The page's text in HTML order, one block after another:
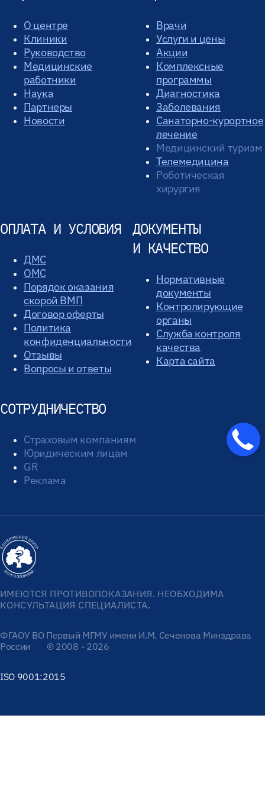
О центре
Клиники
Руководство
Медицинские
работники
Наука
Партнеры
Новости
Врачи
Услуги и цены
Акции
Комплексные
программы
Диагностика
Заболевания
Санаторно-курортное
лечение
Медицинский туризм
Телемедицина
Роботическая
хирургия
ОПЛАТА И УСЛОВИЯ
ДМС
ОМС
Порядок оказания
скорой ВМП
Договор оферты
Политика
конфиденциальности
Отзывы
Вопросы и ответы
ДОКУМЕНТЫ
И КАЧЕСТВО
Нормативные
документы
Контролирующие
органы
Служба контроля
качества
Карта сайта
СОТРУДНИЧЕСТВО
Страховым компаниям
Юридическим лицам
GR
Реклама
ИМЕЮТСЯ ПРОТИВОПОКАЗАНИЯ. НЕОБХОДИМА
КОНСУЛЬТАЦИЯ СПЕЦИАЛИСТА.
ФГАОУ ВО Первый МГМУ имени И.М. Сеченова Минздрава
России
© 2008 - 2026
ISO 9001:2015